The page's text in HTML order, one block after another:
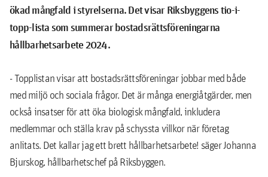
ökad mångfald i styrelserna. Det visar Riksbyggens tio-i-
topp-lista som summerar bostadsrättsföreningarna
hållbarhetsarbete 2024.
- Topplistan visar att bostadsrättsföreningar jobbar med både
med miljö och sociala frågor. Det är många energiåtgärder, men
också insatser för att öka biologisk mångfald, inkludera
medlemmar och ställa krav på schyssta villkor när företag
anlitats. Det kallar jag ett brett hållbarhetsarbete! säger Johanna
Bjurskog, hållbarhetschef på Riksbyggen.